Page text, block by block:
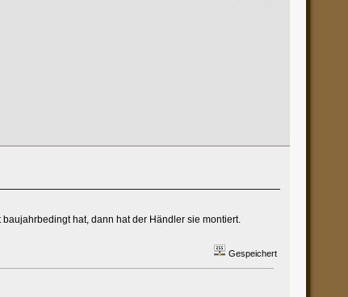
hat, dann hat der Händler sie montiert.
Gespeichert